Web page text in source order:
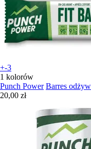
+-3
1 kolorów
Punch Power Barres
20,00 zł